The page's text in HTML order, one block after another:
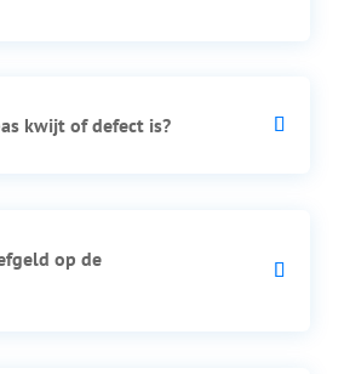
kwijt of defect is?
op de